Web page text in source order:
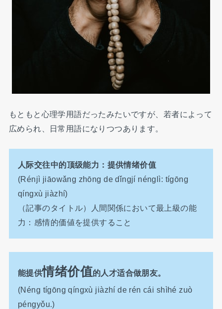
もともと心理学用語だったみたいですが、若者によって
広められ、日常用語になりつつあります。
人际交往中的顶级能力：提供情绪价值
(Rénjì jiāowǎng zhōng de dǐngjí nénglì: tígōng
qíngxù jiàzhí)
（記事のタイトル）人間関係において最上級の能
力：感情的価値を提供すること
能提供情绪价值的人才适合做朋友。
(Néng tígōng qíngxù jiàzhí de rén cái shìhé zuò
péngyǒu.)